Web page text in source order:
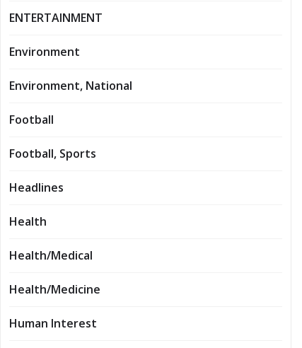
ENTERTAINMENT
Environment
Environment, National
Football
Football, Sports
Headlines
Health
Health/Medical
Health/Medicine
Human Interest